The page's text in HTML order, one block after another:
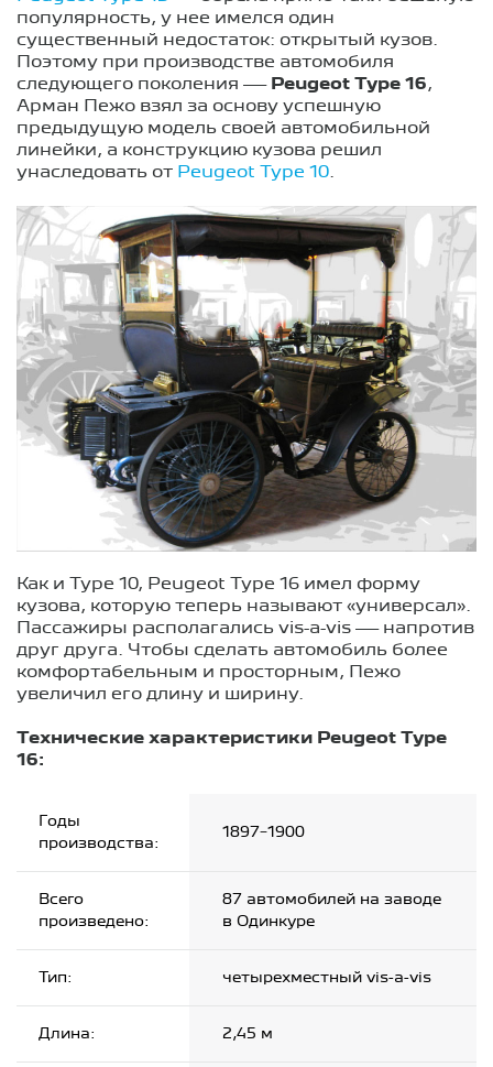
популярность, у нее имелся один
существенный недостаток: открытый кузов.
Поэтому при производстве автомобиля
следующего поколения — Peugeot Type 16 ,
Арман Пежо взял за основу успешную
предыдущую модель своей автомобильной
линейки, а конструкцию кузова решил
унаследовать от Peugeot Type 10.
Как и Type 10, Peugeot Type 16 имел форму
кузова, которую теперь называют «универсал».
Пассажиры располагались vis-a-vis — напротив
друг друга. Чтобы сделать автомобиль более
комфортабельным и просторным, Пежо
увеличил его длину и ширину.
Технические характеристики Peugeot Type
16:
Годы
производства:
1897−1900
Всего
произведено:
87 автомобилей на заводе
в Одинкуре
Тип: четырехместный vis-a-vis
Длина: 2,45 м